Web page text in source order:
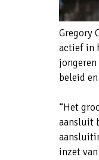
Gregory
actief in
beleid
“Het
aansluit
inzet